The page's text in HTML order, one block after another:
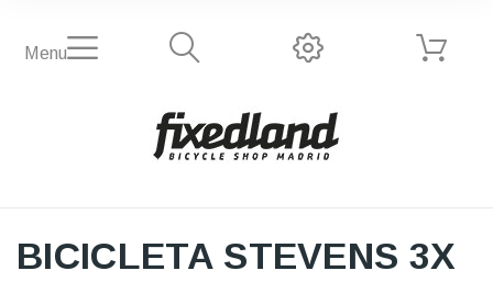
Menu
BICICLETA STEVENS 3X